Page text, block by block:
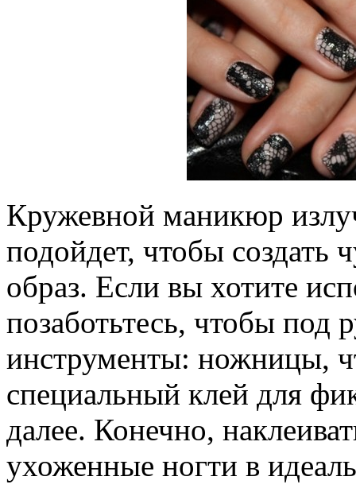
Кружевной маникюр
подойдет, чтобы создать
образ. Если вы хотите
позаботьтесь, чтобы под
инструменты: ножницы,
специальный клей для
далее. Конечно,
ухоженные ногти в